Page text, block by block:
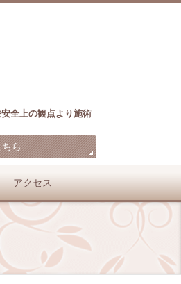
全上の観点より施術
ら
アクセス